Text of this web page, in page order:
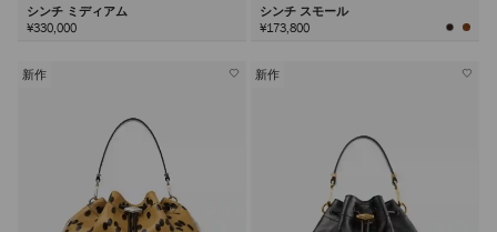
シンチ ミディアム
¥330,000
シンチ スモール
¥173,800
新作 新作